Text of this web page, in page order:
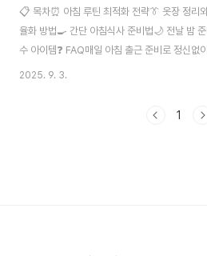
📋 목차⏰ 아침 루틴 최적화 전략👔 옷장 정리
율화 방법🍳 간단 아침식사 준비법🌙 전날 밤
수 아이템❓ FAQ매일 아침 출근 준비로 정신없
한국 직장인의 평균 출근 준비 시간은 약 45분
가 직접 실천해 보고 효과를 본 출근 준비 시간
2025. 9. 3.
1